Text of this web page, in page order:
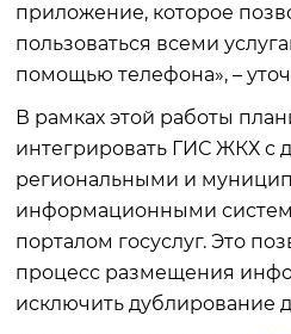
приложение, которое
пользоваться всеми
помощью телефона», –
В рамках этой работы
интегрировать ГИС ЖКХ с
региональными и
информационными
порталом госуслуг. Это
процесс размещения
исключить дублирование